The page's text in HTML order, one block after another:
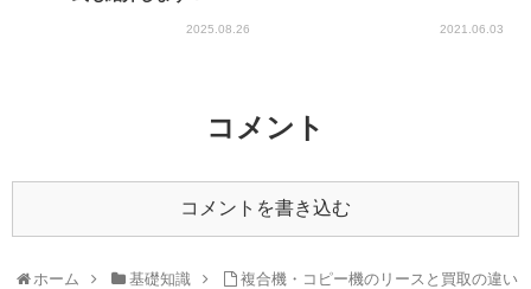
2025.08.26 2021.06.03
コメント
コメントを書き込む
ホーム 基礎知識
複合機・コピー機のリースと買取の違い